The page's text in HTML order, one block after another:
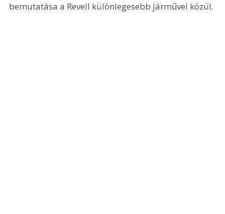
bemutatása a Revell különlegesebb járművei közül.